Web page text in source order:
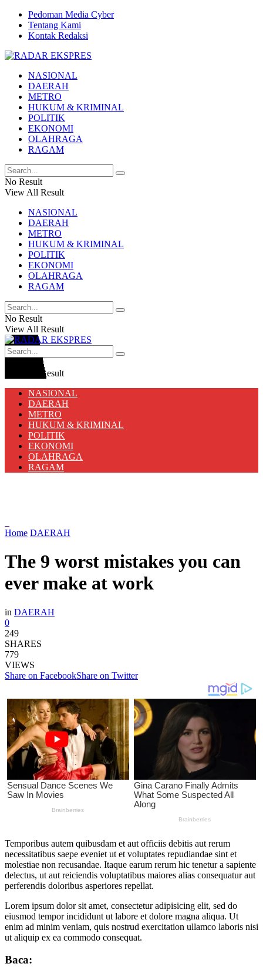
Pedoman Media Cyber
Tentang Kami
Kontak Redaksi
NASIONAL
DAERAH
METRO
HUKUM & KRIMINAL
POLITIK
EKONOMI
OLAHRAGA
RAGAM
No Result
View All Result
NASIONAL
DAERAH
METRO
HUKUM & KRIMINAL
POLITIK
EKONOMI
OLAHRAGA
RAGAM
No Result
View All Result
View All Result
NASIONAL
DAERAH
METRO
HUKUM & KRIMINAL
POLITIK
EKONOMI
OLAHRAGA
RAGAM
Home DAERAH
The 9 worst mistakes you can
ever make at work
in DAERAH
0
249
SHARES
779
VIEWS
Share on FacebookShare on Twitter
Temporibus autem quibusdam et aut officiis debitis aut rerum
necessitatibus saepe eveniet ut et voluptates repudiandae sint et
molestiae non recusandae. Itaque earum rerum hic tenetur a sapiente
delectus, ut aut reiciendis voluptatibus maiores alias consequatur aut
perferendis doloribus asperiores repellat.
Lorem ipsum dolor sit amet, consectetur adipisicing elit, sed do
eiusmod tempor incididunt ut labore et dolore magna aliqua. Ut
enim ad minim veniam, quis nostrud exercitation ullamco laboris nisi
ut aliquip ex ea commodo consequat.
Baca: